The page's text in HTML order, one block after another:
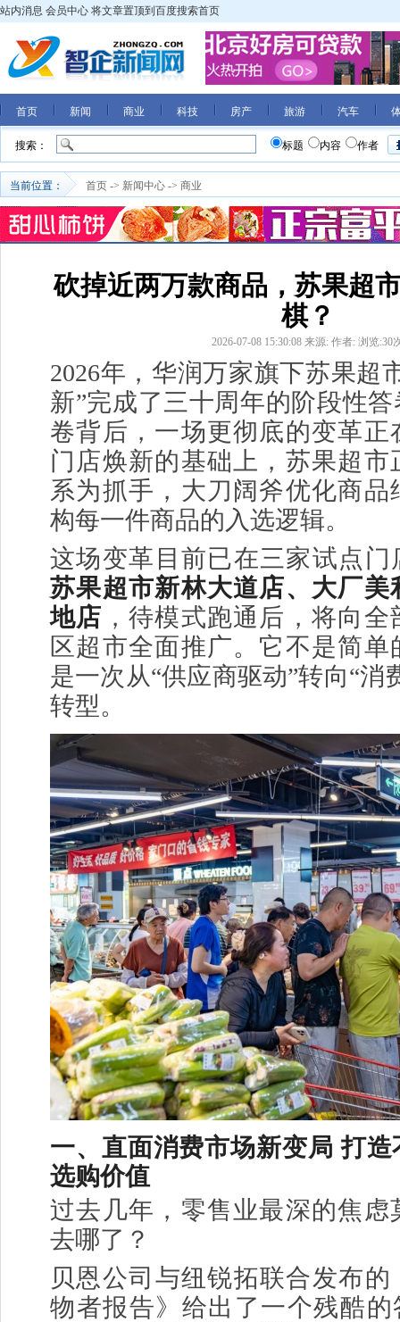
站内消息 会员中心 将文章置顶到百度搜索首页
首页 新闻 商业 科技 房产 旅游 汽车
搜索： 标题 内容 作者
当前位置： 首页 -> 新闻中心 -> 商业
砍掉近两万款商品，苏果超
棋？
2026-07-08 15:30:08 来源: 作者: 浏览:30
2026年，华润万家旗下苏果超
新”完成了三十周年的阶段性
卷背后，一场更彻底的变革正
门店焕新的基础上，苏果超市
系为抓手，大刀阔斧优化商品
构每一件商品的入选逻辑。
这场变革目前已在三家试点
苏果超市新林大道店、大厂美
地店 ，待模式跑通后，将向
区超市全面推广。它不是简单
是一次从“供应商驱动”转向“消
转型。
一、直面消费市场新变局 打
选购价值
过去几年，零售业最深的焦虑
去哪了？
贝恩公司与纽锐拓联合发布的
物者报告》给出了一个残酷